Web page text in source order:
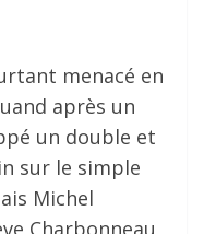
menacé en
après un
un double et
sur le simple
Michel
Charbonneau